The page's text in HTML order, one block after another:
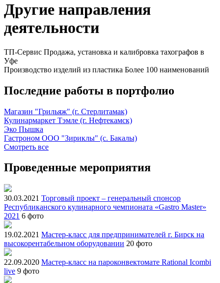
Другие направления
деятельности
ТП-Сервис Продажа, установка и калибровка тахографов в
Уфе
Производство изделий из пластика Более 100 наименований
Последние работы в портфолио
Магазин "Грильяж" (г. Стерлитамак)
Кулинармаркет Тэмле (г. Нефтекамск)
Эко Пышка
Гастроном ООО "Зириклы" (с. Бакалы)
Смотреть все
Проведенные мероприятия
30.03.2021 Торговый проект – генеральный спонсор
Республиканского кулинарного чемпионата «Gastro Master»
2021 6 фото
19.02.2021 Мастер-класс для предпринимателей г. Бирск на
высокорентабельном оборудовании 20 фото
22.09.2020 Мастер-класс на пароконвектомате Rational Icombi
live 9 фото